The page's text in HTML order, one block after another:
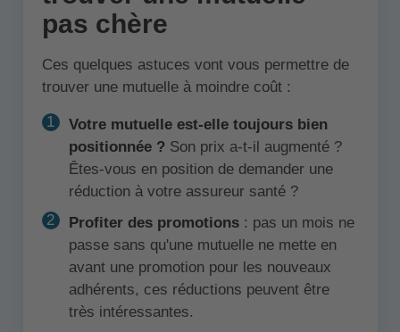
pas chère
Ces quelques astuces vont vous permettre de
trouver une mutuelle à moindre coût :
Votre mutuelle est-elle toujours bien
positionnée ?Son prix a-t-il augmenté ?
Êtes-vous en position de demander une
réduction à votre assureur santé ?
Profiter des promotions: pas un mois ne
passe sans qu'une mutuelle ne mette en
avant une promotion pour les nouveaux
adhérents, ces réductions peuvent être
très intéressantes.